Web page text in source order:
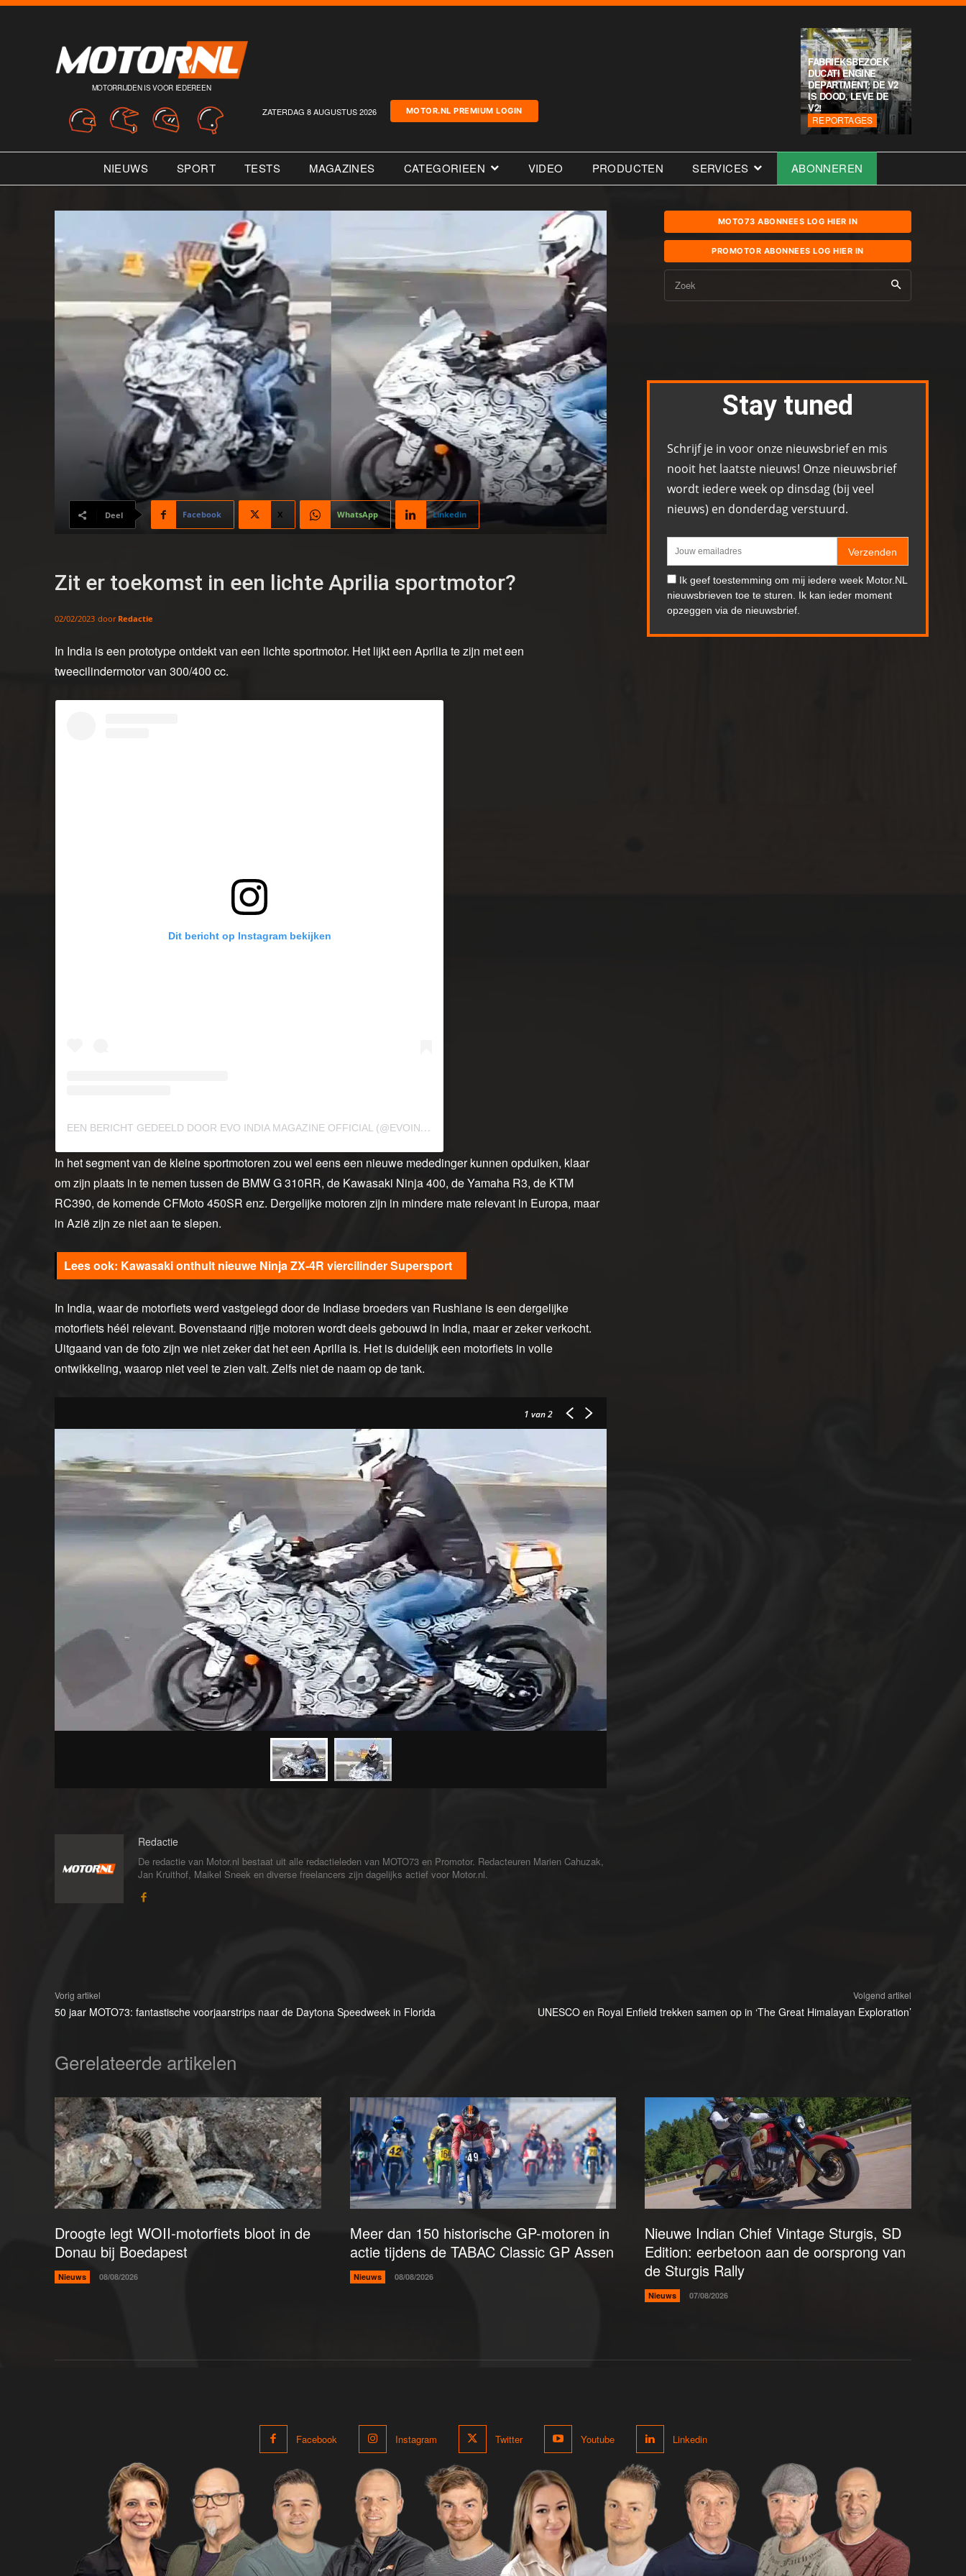
MOTORRIJDEN IS VOOR IEDEREEN
ZATERDAG 8 AUGUSTUS 2026 MOTOR.NL PREMIUM LOGIN
FABRIEKSBEZOEK
DUCATI ENGINE
DEPARTMENT: DE V2
IS DOOD, LEVE DE
V2!
REPORTAGES
NIEUWS SPORT TESTS MAGAZINES CATEGORIEEN VIDEO PRODUCTEN SERVICES ABONNEREN
Deel Facebook X WhatsApp Linkedin
Zit er toekomst in een lichte Aprilia sportmotor?
02/02/2023 door Redactie
In India is een prototype ontdekt van een lichte sportmotor. Het lijkt een Aprilia te zijn met een
tweecilindermotor van 300/400 cc.
Dit bericht op Instagram bekijken
In het segment van de kleine sportmotoren zou wel eens een nieuwe mededinger kunnen opduiken, klaar
om zijn plaats in te nemen tussen de BMW G 310RR, de Kawasaki Ninja 400, de Yamaha R3, de KTM
RC390, de komende CFMoto 450SR enz. Dergelijke motoren zijn in mindere mate relevant in Europa, maar
in Azië zijn ze niet aan te slepen.
Kawasaki onthult nieuwe Ninja ZX-4R viercilinder Supersport
In India, waar de motorfiets werd vastgelegd door de Indiase broeders van Rushlane is een dergelijke
motorfiets héél relevant. Bovenstaand rijtje motoren wordt deels gebouwd in India, maar er zeker verkocht.
Uitgaand van de foto zijn we niet zeker dat het een Aprilia is. Het is duidelijk een motorfiets in volle
ontwikkeling, waarop niet veel te zien valt. Zelfs niet de naam op de tank.
1 van 2
Redactie
De redactie van Motor.nl bestaat uit alle redactieleden van MOTO73 en Promotor. Redacteuren Marien Cahuzak,
Jan Kruithof, Maikel Sneek en diverse freelancers zijn dagelijks actief voor Motor.nl.
MOTO73 ABONNEES LOG HIER IN
PROMOTOR ABONNEES LOG HIER IN
Zoek
Stay tuned
Schrijf je in voor onze nieuwsbrief en mis
nooit het laatste nieuws! Onze nieuwsbrief
wordt iedere week op dinsdag (bij veel
nieuws) en donderdag verstuurd.
Verzenden
Ik geef toestemming om mij iedere week Motor.NL
nieuwsbrieven toe te sturen. Ik kan ieder moment
opzeggen via de nieuwsbrief.
Vorig artikel
50 jaar MOTO73: fantastische voorjaarstrips naar de Daytona Speedweek in Florida
Volgend artikel
UNESCO en Royal Enfield trekken samen op in ‘The Great Himalayan Exploration’
Gerelateerde artikelen
Droogte legt WOII-motorfiets bloot in de
Donau bij Boedapest
Nieuws 08/08/2026
Meer dan 150 historische GP-motoren in
actie tijdens de TABAC Classic GP Assen
Nieuws 08/08/2026
Nieuwe Indian Chief Vintage Sturgis, SD
Edition: eerbetoon aan de oorsprong van
de Sturgis Rally
Nieuws 07/08/2026
Facebook Instagram Twitter Youtube Linkedin